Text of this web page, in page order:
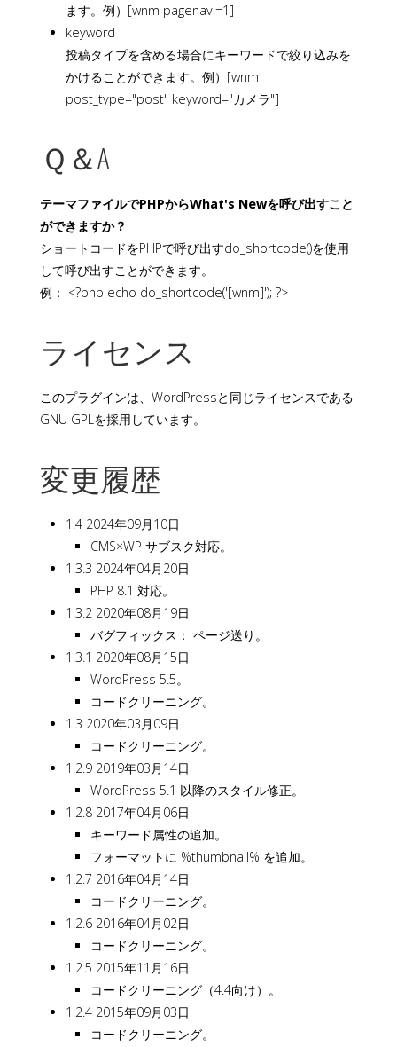
ます。例）[wnm pagenavi=1]
keyword
投稿タイプを含める場合にキーワードで絞り込みを
かけることができます。例）[wnm
post_type="post" keyword="カメラ"]
Ｑ＆A
テーマファイルでPHPからWhat's Newを呼び出すこと
ができますか？
ショートコードをPHPで呼び出すdo_shortcode()を使用
して呼び出すことができます。
例： <?php echo do_shortcode('[wnm]'); ?>
ライセンス
このプラグインは、WordPressと同じライセンスである
GNU GPLを採用しています。
変更履歴
1.4 2024年09月10日
CMS×WP サブスク対応。
1.3.3 2024年04月20日
PHP 8.1 対応。
1.3.2 2020年08月19日
バグフィックス： ページ送り。
1.3.1 2020年08月15日
WordPress 5.5。
コードクリーニング。
1.3 2020年03月09日
コードクリーニング。
1.2.9 2019年03月14日
WordPress 5.1 以降のスタイル修正。
1.2.8 2017年04月06日
キーワード属性の追加。
フォーマットに %thumbnail% を追加。
1.2.7 2016年04月14日
コードクリーニング。
1.2.6 2016年04月02日
コードクリーニング。
1.2.5 2015年11月16日
コードクリーニング（4.4向け）。
1.2.4 2015年09月03日
コードクリーニング。